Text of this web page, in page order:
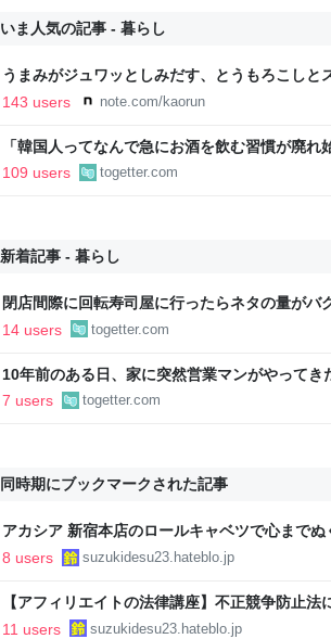
いま人気の記事 - 暮らし
うまみがジュワッとしみだす、とうもろこしと
143 users
note.com/kaorun
「韓国人ってなんで急にお酒を飲む習慣が廃
うに見える」韓国から実感を伴うリプが多数
109 users togetter.com
新着記事 - 暮らし
閉店間際に回転寿司屋に行ったらネタの量が
さないで」という声もあるが広報から「得々ゾ
14 users togetter.com
10年前のある日、家に突然営業マンがやってき
でも」としつこく、断っても「じゃあどうすれ
7 users togetter.com
同時期にブックマークされた記事
アカシア 新宿本店のロールキャベツで心まで
8 users
suzukidesu23.hateblo.jp
【アフィリエイトの法律講座】不正競争防止
11 users
suzukidesu23.hateblo.jp